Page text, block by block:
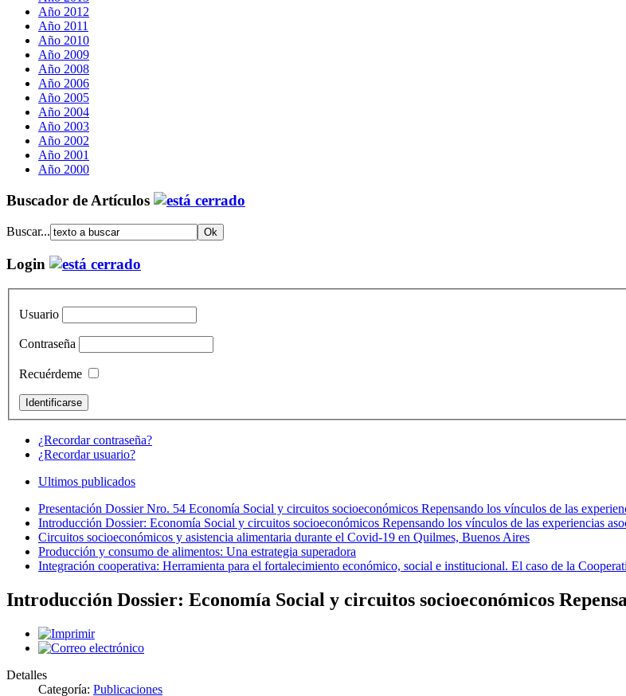
Año 2012
Año 2011
Año 2010
Año 2009
Año 2008
Año 2006
Año 2005
Año 2004
Año 2003
Año 2002
Año 2001
Año 2000
Buscador de Artículos
Buscar...
Login
Usuario
Contraseña
Recuérdeme
¿Recordar contraseña?
¿Recordar usuario?
Ultimos publicados
Presentación Dossier Nro. 54 Economía Social y circuitos socioeconómicos Repensando los vínculos de las
Introducción Dossier: Economía Social y circuitos socioeconómicos Repensando los vínculos de las experiencias
Circuitos socioeconómicos y asistencia alimentaria durante el Covid-19 en Quilmes, Buenos Aires
Producción y consumo de alimentos: Una estrategia superadora
Integración cooperativa: Herramienta para el fortalecimiento económico, social e institucional. El caso de la
Introducción Dossier: Economía Social y circuitos socioeconómicos
Detalles
Categoría: Publicaciones